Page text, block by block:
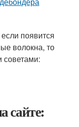
появится
волокна, то
сайте: